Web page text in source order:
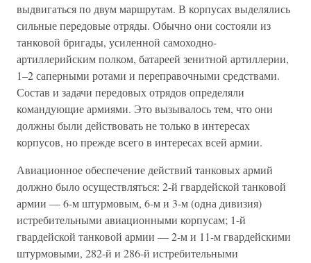
выдвигаться по двум маршрутам. В корпусах выделялись
сильные передовые отряды. Обычно они состояли из
танковой бригады, усиленной самоходно-
артиллерийским полком, батареей зенитной артиллерии,
1–2 саперными ротами и переправочными средствами.
Состав и задачи передовых отрядов определяли
командующие армиями. Это вызывалось тем, что они
должны были действовать не только в интересах
корпусов, но прежде всего в интересах всей армии.
Авиационное обеспечение действий танковых армий
должно было осуществляться: 2-й гвардейской танковой
армии — 6-м штурмовым, 6-м и 3-м (одна дивизия)
истребительными авиационными корпусам; 1-й
гвардейской танковой армии — 2-м и 11-м гвардейскими
штурмовыми, 282-й и 286-й истребительными